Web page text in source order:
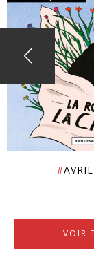
#
VOIR